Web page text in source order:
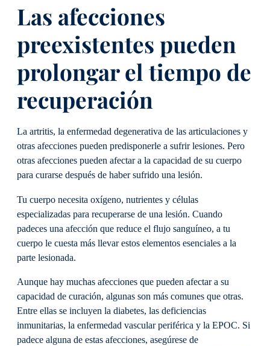
Las afecciones
preexistentes pueden
prolongar el tiempo de
recuperación
La artritis, la enfermedad degenerativa de las articulaciones y
otras afecciones pueden predisponerle a sufrir lesiones. Pero
otras afecciones pueden afectar a la capacidad de su cuerpo
para curarse después de haber sufrido una lesión.
Tu cuerpo necesita oxígeno, nutrientes y células
especializadas para recuperarse de una lesión. Cuando
padeces una afección que reduce el flujo sanguíneo, a tu
cuerpo le cuesta más llevar estos elementos esenciales a la
parte lesionada.
Aunque hay muchas afecciones que pueden afectar a su
capacidad de curación, algunas son más comunes que otras.
Entre ellas se incluyen la diabetes, las deficiencias
inmunitarias, la enfermedad vascular periférica y la EPOC. Si
padece alguna de estas afecciones, asegúrese de